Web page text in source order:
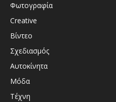
Φωτογραφία
Creative
Βίντεο
Σχεδιασμός
Αυτοκίνητα
Μόδα
Τέχνη